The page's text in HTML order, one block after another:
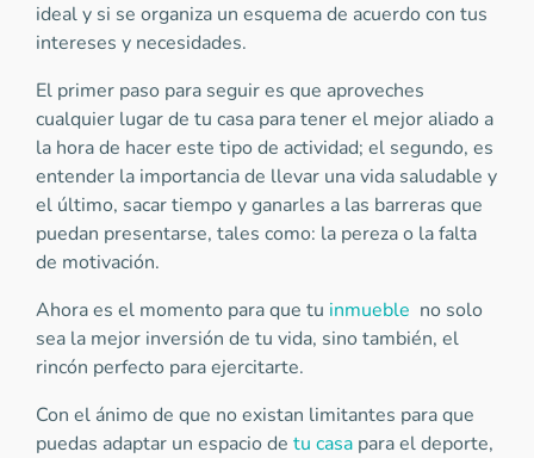
ideal y si se organiza un esquema de acuerdo con tus
intereses y necesidades.
El primer paso para seguir es que aproveches
cualquier lugar de tu casa para tener el mejor aliado a
la hora de hacer este tipo de actividad; el segundo, es
entender la importancia de llevar una vida saludable y
el último, sacar tiempo y ganarles a las barreras que
puedan presentarse, tales como: la pereza o la falta
de motivación.
Ahora es el momento para que tu inmueble no solo
sea la mejor inversión de tu vida, sino también, el
rincón perfecto para ejercitarte.
Con el ánimo de que no existan limitantes para que
puedas adaptar un espacio de tu casa para el deporte,